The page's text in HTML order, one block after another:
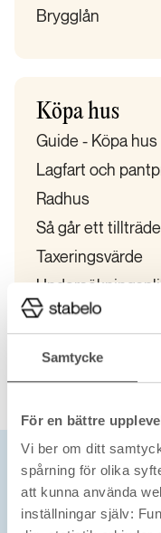
Samtycke
För en bättre
Vi ber om ditt
spårning för olika
att kunna använda
inställningar själv:
Brygglån
Köpa hus
Guide - Köpa hus
Lagfart och
Radhus
Så går ett tillträde
Taxeringsvärde
Bra att
bolån